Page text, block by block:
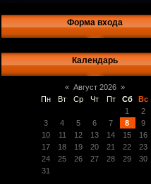
Форма входа
Календарь
« Август 2026 »
Пн
Вт Ср Чт Пт Сб
Вс
1
2
3
4 5 6 7 8
9
10
11 12 13 14 15
16
17
18 19 20 21 22
23
24
25 26 27 28 29
30
31